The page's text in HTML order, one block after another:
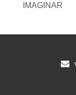
IMAGINAR